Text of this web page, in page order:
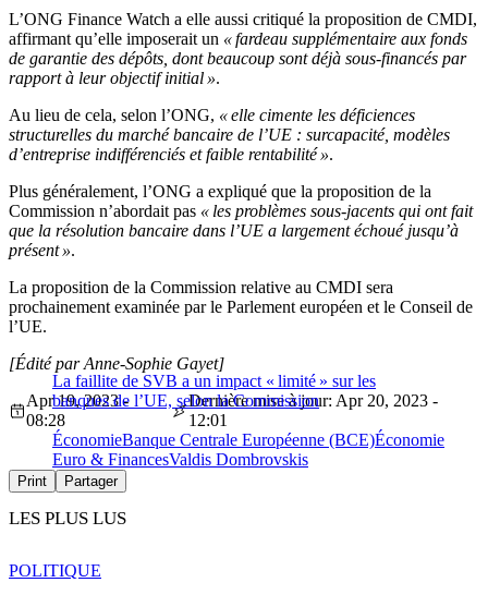
L’ONG Finance Watch a elle aussi critiqué la proposition de CMDI,
affirmant qu’elle imposerait un « fardeau supplémentaire aux fonds
de garantie des dépôts, dont beaucoup sont déjà sous-financés par
rapport à leur objectif initial ».
Au lieu de cela, selon l’ONG, « elle cimente les déficiences
structurelles du marché bancaire de l’UE : surcapacité, modèles
d’entreprise indifférenciés et faible rentabilité ».
Plus généralement, l’ONG a expliqué que la proposition de la
Commission n’abordait pas « les problèmes sous-jacents qui ont fait
que la résolution bancaire dans l’UE a largement échoué jusqu’à
présent ».
La proposition de la Commission relative au CMDI sera
prochainement examinée par le Parlement européen et le Conseil de
l’UE.
La faillite de SVB a un impact « limité » sur les
banques de l’UE, selon la Commission
[Édité par Anne-Sophie Gayet]
Apr 19, 2023 -
08:28
Dernière mise à jour: Apr 20, 2023 -
12:01
ÉconomieBanque Centrale Européenne (BCE)Économie
Euro & FinancesValdis Dombrovskis
Print Partager
LES PLUS LUS
POLITIQUE